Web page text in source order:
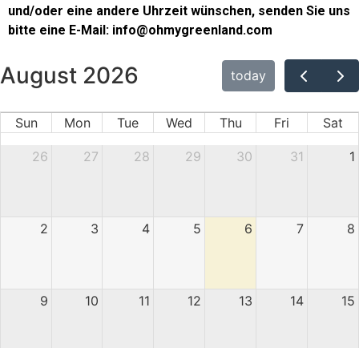
und/oder eine andere Uhrzeit wünschen, senden Sie uns
bitte eine E-Mail: info@ohmygreenland.com
August 2026 today
Sun Mon Tue Wed Thu Fri Sat
26 27 28 29 30 31 1
2 3 4 5 6 7 8
9 10 11 12 13 14 15